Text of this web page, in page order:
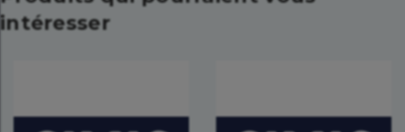
intéresser